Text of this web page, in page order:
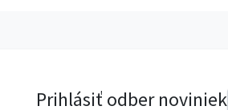
Prihlásiť odber noviniek